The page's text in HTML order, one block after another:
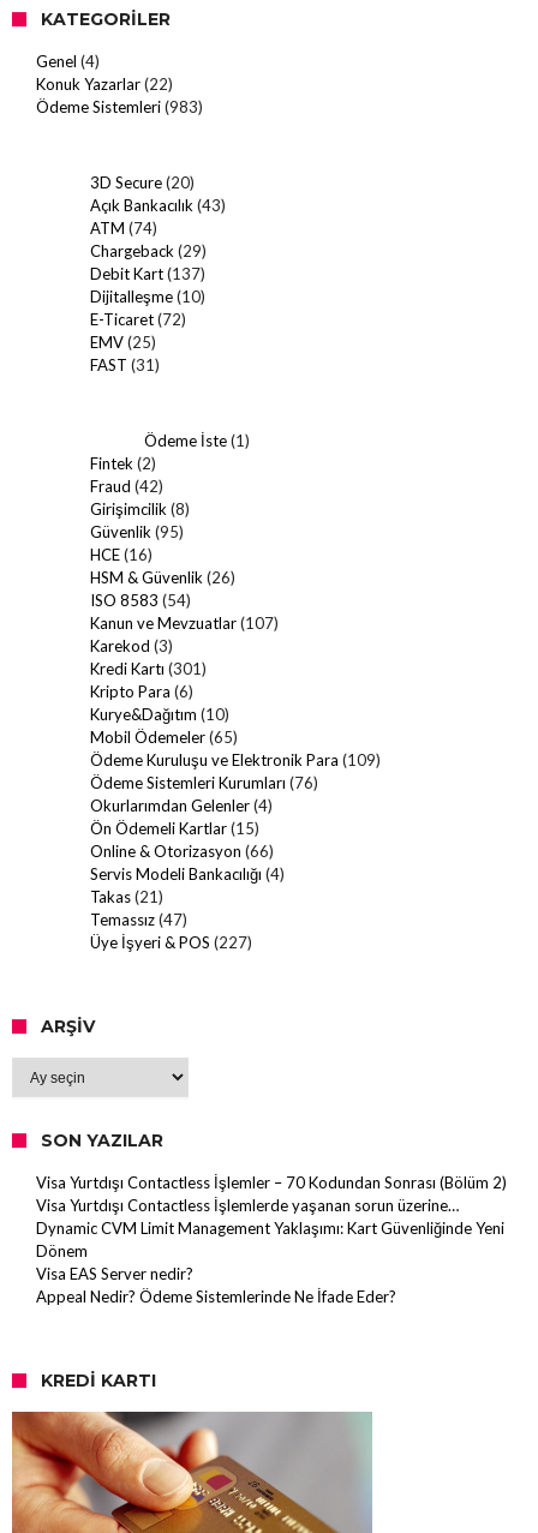
KATEGORILER
Genel (4)
Konuk Yazarlar(22)
Ödeme Sistemleri(983)
3D Secure(20)
Açık Bankacılık (43)
ATM (74)
Chargeback (29)
Debit Kart(137)
Dijitalleşme(10)
E-Ticaret(72)
EMV(25)
FAST (31)
Ödeme İste(1)
Fintek (2)
Fraud (42)
Girişimcilik (8)
Güvenlik (95)
HCE(16)
HSM & Güvenlik (26)
ISO 8583 (54)
Kanun ve Mevzuatlar(107)
Karekod (3)
Kredi Kartı (301)
Kripto Para (6)
Kurye&Dağıtım (10)
Mobil Ödemeler(65)
Ödeme Kuruluşu ve Elektronik Para (109)
Ödeme Sistemleri Kurumları (76)
Okurlarımdan Gelenler(4)
Ön Ödemeli Kartlar(15)
Online & Otorizasyon (66)
Servis Modeli Bankacılığı (4)
Takas(21)
Temassız(47)
Üye İşyeri & POS (227)
ARŞIV
SON YAZILAR
Visa Yurtdışı Contactless İşlemler – 70 Kodundan Sonrası (Bölüm 2)
Visa Yurtdışı Contactless İşlemlerde yaşanan sorun üzerine…
Dynamic CVM Limit Management Yaklaşımı: Kart Güvenliğinde Yeni
Dönem
Visa EAS Server nedir?
Appeal Nedir? Ödeme Sistemlerinde Ne İfade Eder?
KREDI KARTI